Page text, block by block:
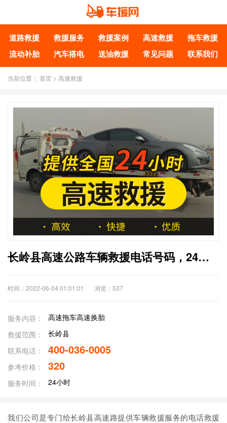
道路救援 救援服务 救援案例 高速救援
拖车救援
流动补胎
汽车搭电 送油救援 常见问题 联系我们
当前位置： 首页 > 高速救援
长岭县高速公路车辆救援电话号码，24小时拖车救援换胎应急送油救援服务收费标准
时间：2022-06-04 01:01:01 浏览： 537
服务内容：
高速拖车高速换胎
救援范围：
长岭县
联系电话：
400-036-0005
参考价格： 320
服务时间： 24小时
我们公司是专门给长岭县高速路提供车辆救援服务的电话救援